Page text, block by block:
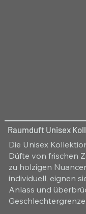
Raumduft Unisex
Die Unisex
Düfte von frischen
zu holzigen
individuell, eignen
Anlass und